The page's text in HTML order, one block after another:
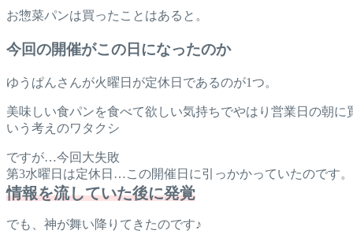
お惣菜パンは買ったことはあると。
今回の開催がこの日になったのか
ゆうぱんさんが火曜日が定休日であるのが1つ。
美味しい食パンを食べて欲しい気持ちでやはり営業日の朝に
いう考えのワタクシ
ですが…今回大失敗
第3水曜日は定休日…この開催日に引っかかっていたのです。
情報を流していた後に発覚
でも、神が舞い降りてきたのです♪